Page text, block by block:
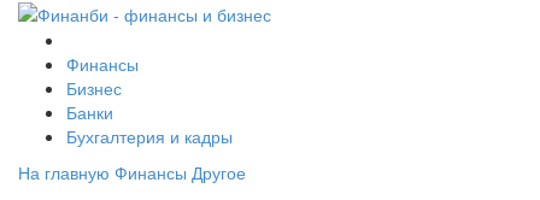
Финансы
Бизнес
Банки
Бухгалтерия и кадры
На главную Финансы Другое